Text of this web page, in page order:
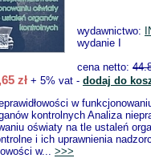
wydawnictwo:
wydanie I
cena netto:
zł + 5% vat - dodaj do
w
kontrolnych Analiza
oświaty na tle ustaleń
i ich uprawnienia
w... >>>